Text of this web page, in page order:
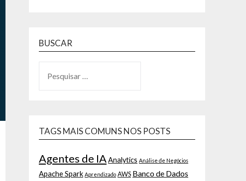
BUSCAR
TAGS MAIS COMUNS NOS POSTS
Agentes de IAAnalytics Análise de Negócios
Apache Spark Aprendizado AWS Banco de Dados